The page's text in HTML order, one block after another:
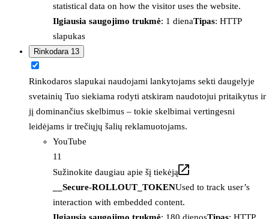
statistical data on how the visitor uses the website.
Ilgiausia saugojimo trukmė: 1 dienaTipas: HTTP
slapukas
Rinkodara 13
Rinkodaros slapukai naudojami lankytojams sekti daugelyje
svetainių Tuo siekiama rodyti atskiram naudotojui pritaikytus ir
jį dominančius skelbimus – tokie skelbimai vertingesni
leidėjams ir trečiųjų šalių reklamuotojams.
YouTube
11
Sužinokite daugiau apie šį tiekėją
__Secure-ROLLOUT_TOKENUsed to track user’s
interaction with embedded content.
Ilgiausia saugojimo trukmė: 180 dienosTipas: HTTP